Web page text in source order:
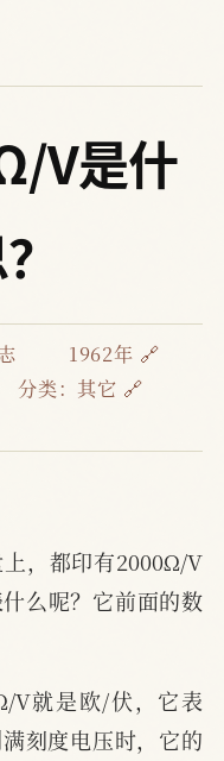
V是什
1962年 🔗
分类： 其它 🔗
，都印有2000Ω/V
么呢？它前面的数
V就是欧/伏，它表
刻度电压时，它的